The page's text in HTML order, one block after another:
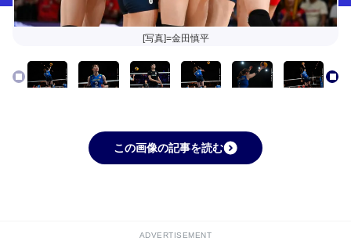
[写真]=金田慎平
この画像の記事を読む
ADVERTISEMENT